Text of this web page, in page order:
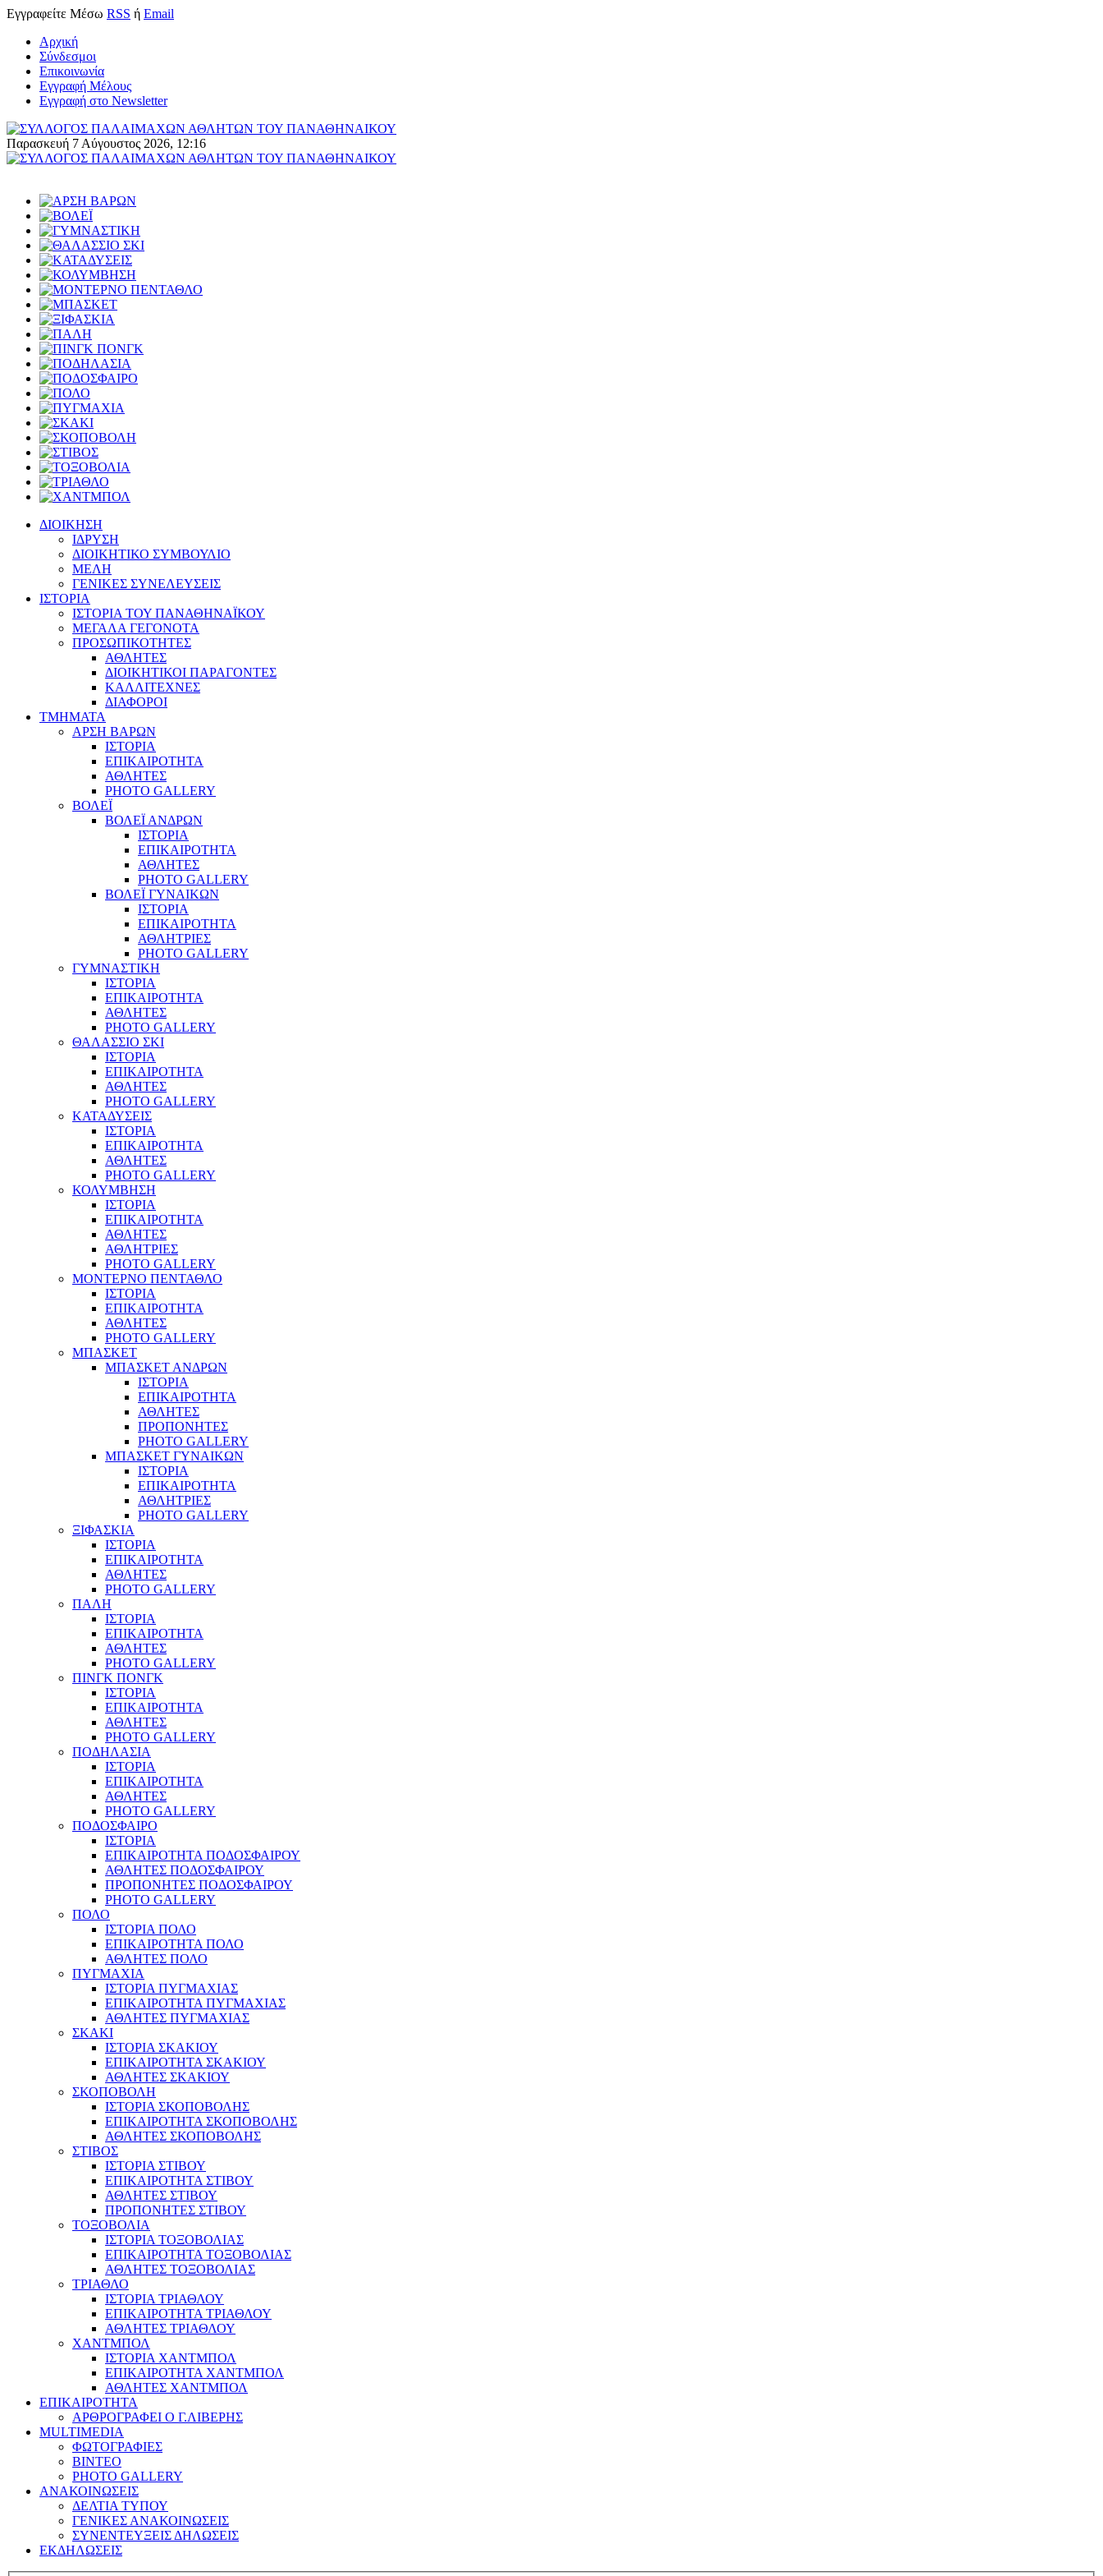
Εγγραφείτε Μέσω RSS ή Email
Αρχική
Σύνδεσμοι
Επικοινωνία
Εγγραφή Μέλους
Εγγραφή στο Newsletter
Παρασκευή 7 Αύγουστος 2026, 12:16
ΔΙΟΙΚΗΣΗ
ΙΔΡΥΣΗ
ΔΙΟΙΚΗΤΙΚΟ ΣΥΜΒΟΥΛΙΟ
ΜΕΛΗ
ΓΕΝΙΚΕΣ ΣΥΝΕΛΕΥΣΕΙΣ
ΙΣΤΟΡΙΑ
ΙΣΤΟΡΙΑ ΤΟΥ ΠΑΝΑΘΗΝΑΪΚΟΥ
ΜΕΓΑΛΑ ΓΕΓΟΝΟΤΑ
ΠΡΟΣΩΠΙΚΟΤΗΤΕΣ
ΑΘΛΗΤΕΣ
ΔΙΟΙΚΗΤΙΚΟΙ ΠΑΡΑΓΟΝΤΕΣ
ΚΑΛΛΙΤΕΧΝΕΣ
ΔΙΑΦΟΡΟΙ
ΤΜΗΜΑΤΑ
ΑΡΣΗ ΒΑΡΩΝ
ΙΣΤΟΡΙΑ
ΕΠΙΚΑΙΡΟΤΗΤΑ
ΑΘΛΗΤΕΣ
PHOTO GALLERY
ΒΟΛΕΪ
ΒΟΛΕΪ ΑΝΔΡΩΝ
ΙΣΤΟΡΙΑ
ΕΠΙΚΑΙΡΟΤΗΤΑ
ΑΘΛΗΤΕΣ
PHOTO GALLERY
ΒΟΛΕΪ ΓΥΝΑΙΚΩΝ
ΙΣΤΟΡΙΑ
ΕΠΙΚΑΙΡΟΤΗΤΑ
ΑΘΛΗΤΡΙΕΣ
PHOTO GALLERY
ΓΥΜΝΑΣΤΙΚΗ
ΙΣΤΟΡΙΑ
ΕΠΙΚΑΙΡΟΤΗΤΑ
ΑΘΛΗΤΕΣ
PHOTO GALLERY
ΘΑΛΑΣΣΙΟ ΣΚΙ
ΙΣΤΟΡΙΑ
ΕΠΙΚΑΙΡΟΤΗΤΑ
ΑΘΛΗΤΕΣ
PHOTO GALLERY
ΚΑΤΑΔΥΣΕΙΣ
ΙΣΤΟΡΙΑ
ΕΠΙΚΑΙΡΟΤΗΤΑ
ΑΘΛΗΤΕΣ
PHOTO GALLERY
ΚΟΛΥΜΒΗΣΗ
ΙΣΤΟΡΙΑ
ΕΠΙΚΑΙΡΟΤΗΤΑ
ΑΘΛΗΤΕΣ
ΑΘΛΗΤΡΙΕΣ
PHOTO GALLERY
ΜΟΝΤΕΡΝΟ ΠΕΝΤΑΘΛΟ
ΙΣΤΟΡΙΑ
ΕΠΙΚΑΙΡΟΤΗΤΑ
ΑΘΛΗΤΕΣ
PHOTO GALLERY
ΜΠΑΣΚΕΤ
ΜΠΑΣΚΕΤ ΑΝΔΡΩΝ
ΙΣΤΟΡΙΑ
ΕΠΙΚΑΙΡΟΤΗΤΑ
ΑΘΛΗΤΕΣ
ΠΡΟΠΟΝΗΤΕΣ
PHOTO GALLERY
ΜΠΑΣΚΕΤ ΓΥΝΑΙΚΩΝ
ΙΣΤΟΡΙΑ
ΕΠΙΚΑΙΡΟΤΗΤΑ
ΑΘΛΗΤΡΙΕΣ
PHOTO GALLERY
ΞΙΦΑΣΚΙΑ
ΙΣΤΟΡΙΑ
ΕΠΙΚΑΙΡΟΤΗΤΑ
ΑΘΛΗΤΕΣ
PHOTO GALLERY
ΠΑΛΗ
ΙΣΤΟΡΙΑ
ΕΠΙΚΑΙΡΟΤΗΤΑ
ΑΘΛΗΤΕΣ
PHOTO GALLERY
ΠΙΝΓΚ ΠΟΝΓΚ
ΙΣΤΟΡΙΑ
ΕΠΙΚΑΙΡΟΤΗΤΑ
ΑΘΛΗΤΕΣ
PHOTO GALLERY
ΠΟΔΗΛΑΣΙΑ
ΙΣΤΟΡΙΑ
ΕΠΙΚΑΙΡΟΤΗΤΑ
ΑΘΛΗΤΕΣ
PHOTO GALLERY
ΠΟΔΟΣΦΑΙΡΟ
ΙΣΤΟΡΙΑ
ΕΠΙΚΑΙΡΟΤΗΤΑ ΠΟΔΟΣΦΑΙΡΟΥ
ΑΘΛΗΤΕΣ ΠΟΔΟΣΦΑΙΡΟΥ
ΠΡΟΠΟΝΗΤΕΣ ΠΟΔΟΣΦΑΙΡΟΥ
PHOTO GALLERY
ΠΟΛΟ
ΙΣΤΟΡΙΑ ΠΟΛΟ
ΕΠΙΚΑΙΡΟΤΗΤΑ ΠΟΛΟ
ΑΘΛΗΤΕΣ ΠΟΛΟ
ΠΥΓΜΑΧΙΑ
ΙΣΤΟΡΙΑ ΠΥΓΜΑΧΙΑΣ
ΕΠΙΚΑΙΡΟΤΗΤΑ ΠΥΓΜΑΧΙΑΣ
ΑΘΛΗΤΕΣ ΠΥΓΜΑΧΙΑΣ
ΣΚΑΚΙ
ΙΣΤΟΡΙΑ ΣΚΑΚΙΟΥ
ΕΠΙΚΑΙΡΟΤΗΤΑ ΣΚΑΚΙΟΥ
ΑΘΛΗΤΕΣ ΣΚΑΚΙΟΥ
ΣΚΟΠΟΒΟΛΗ
ΙΣΤΟΡΙΑ ΣΚΟΠΟΒΟΛΗΣ
ΕΠΙΚΑΙΡΟΤΗΤΑ ΣΚΟΠΟΒΟΛΗΣ
ΑΘΛΗΤΕΣ ΣΚΟΠΟΒΟΛΗΣ
ΣΤΙΒΟΣ
ΙΣΤΟΡΙΑ ΣΤΙΒΟΥ
ΕΠΙΚΑΙΡΟΤΗΤΑ ΣΤΙΒΟΥ
ΑΘΛΗΤΕΣ ΣΤΙΒΟΥ
ΠΡΟΠΟΝΗΤΕΣ ΣΤΙΒΟΥ
ΤΟΞΟΒΟΛΙΑ
ΙΣΤΟΡΙΑ ΤΟΞΟΒΟΛΙΑΣ
ΕΠΙΚΑΙΡΟΤΗΤΑ ΤΟΞΟΒΟΛΙΑΣ
ΑΘΛΗΤΕΣ ΤΟΞΟΒΟΛΙΑΣ
ΤΡΙΑΘΛΟ
ΙΣΤΟΡΙΑ ΤΡΙΑΘΛΟΥ
ΕΠΙΚΑΙΡΟΤΗΤΑ ΤΡΙΑΘΛΟΥ
ΑΘΛΗΤΕΣ ΤΡΙΑΘΛΟΥ
ΧΑΝΤΜΠΟΛ
ΙΣΤΟΡΙΑ ΧΑΝΤΜΠΟΛ
ΕΠΙΚΑΙΡΟΤΗΤΑ ΧΑΝΤΜΠΟΛ
ΑΘΛΗΤΕΣ ΧΑΝΤΜΠΟΛ
ΕΠΙΚΑΙΡΟΤΗΤΑ
ΑΡΘΡΟΓΡΑΦΕΙ Ο Γ.ΛΙΒΕΡΗΣ
MULTIMEDIA
ΦΩΤΟΓΡΑΦΙΕΣ
ΒΙΝΤΕΟ
PHOTO GALLERY
ΑΝΑΚΟΙΝΩΣΕΙΣ
ΔΕΛΤΙΑ ΤΥΠΟΥ
ΓΕΝΙΚΕΣ ΑΝΑΚΟΙΝΩΣΕΙΣ
ΣΥΝΕΝΤΕΥΞΕΙΣ ΔΗΛΩΣΕΙΣ
ΕΚΔΗΛΩΣΕΙΣ